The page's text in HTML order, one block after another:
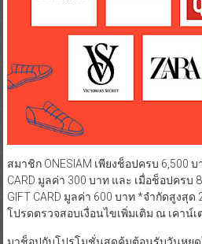
สมาชิก ONESIAM เพียงช็อปครบ 6,500
CARD มูลค่า 300 บาท และ เมื่อช็อปครบ
GIFT CARD มูลค่า 600 บาท *จำกัดสูงสุ
โปรดตรวจสอบเงื่อนไขเพิ่มเติม ณ เคาน์